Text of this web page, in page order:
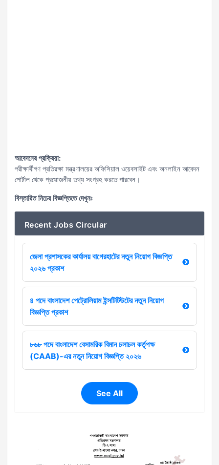
আবেদনের প্রক্রিয়া:
পরীক্ষার্থীগণ প্রতিরক্ষা মন্ত্রণালয়ের অফিসিয়াল ওয়েবসাইট এবং অনলাইন আবেদন
পোর্টাল থেকে প্রয়োজনীয় তথ্য সংগ্রহ করতে পারবেন।
বিস্তারিত নিচের বিজ্ঞপ্তিতে দেখুনঃ
Recent Jobs Circular
জেলা প্রশাসকের কার্যালয় বাগেরহাটের নতুন নিয়োগ বিজ্ঞপ্তি
২০২৬ প্রকাশ
৪ পদে বাংলাদেশ পেট্রোলিয়াম ইন্সটিটিউটের নতুন নিয়োগ
বিজ্ঞপ্তি প্রকাশ
৮৬৮ পদে বাংলাদেশ বেসামরিক বিমান চলাচল কর্তৃপক্ষ
(CAAB)-এর নতুন নিয়োগ বিজ্ঞপ্তি ২০২৬
See All